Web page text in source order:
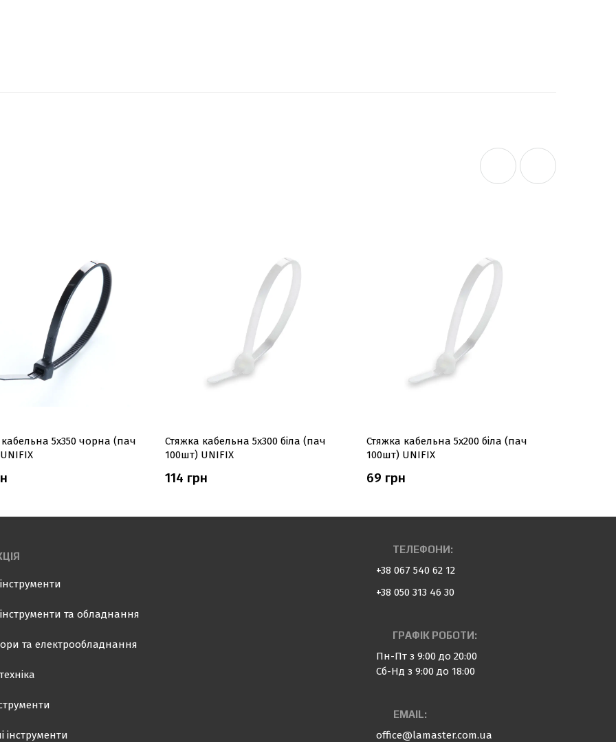
5х350 чорна (пач
Стяжка кабельна 5х300 біла (пач
100шт) UNIFIX
114 грн
Стяжка кабельна 5х200 біла (пач
100шт) UNIFIX
69 грн
та обладнання
та електрообладнання
інструменти
ТЕЛЕФОНИ:
+38 067 540 62 12
+38 050 313 46 30
ГРАФІК РОБОТИ:
Пн-Пт з 9:00 до 20:00
Сб-Нд з 9:00 до 18:00
EMAIL:
office@lamaster.com.ua